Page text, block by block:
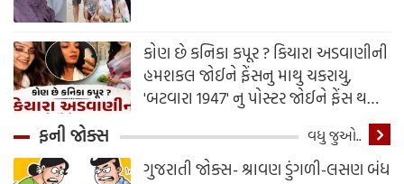
કોણ છે કનિકા કપૂર ? કિયારા અડવાણીની
હમશકલ જોઈને ફેંસનુ માથુ ચકરાયુ,
'બટવારા 1947' નુ પોસ્ટર જોઈને ફેંસ થયા
ફની જોક્સ વધુ જુઓ..
ગુજરાતી જોક્સ- શ્રાવણ ડુંગળી-લસણ બંધ